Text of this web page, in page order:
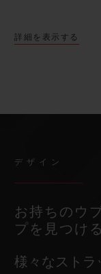
詳細を表示する
デザイン
お持ちのウ
プを見つける
様々なストラ